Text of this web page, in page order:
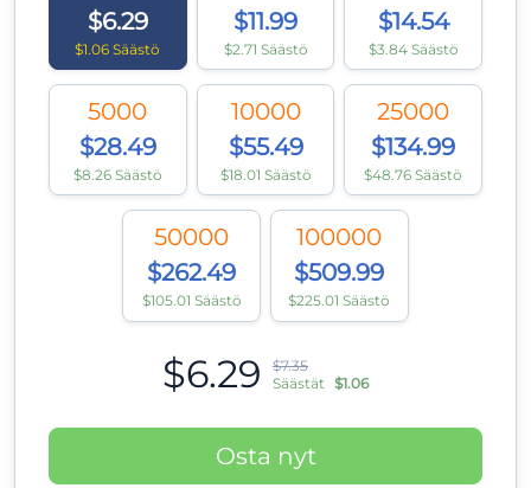
$6.29
$1.06 Säästö
$11.99
$2.71 Säästö
$14.54
$3.84 Säästö
5000
$28.49
$8.26 Säästö
10000
$55.49
$18.01 Säästö
25000
$134.99
$48.76 Säästö
50000
$262.49
$105.01 Säästö
100000
$509.99
$225.01 Säästö
$6.29
$7.35
Säästät $1.06
Osta nyt